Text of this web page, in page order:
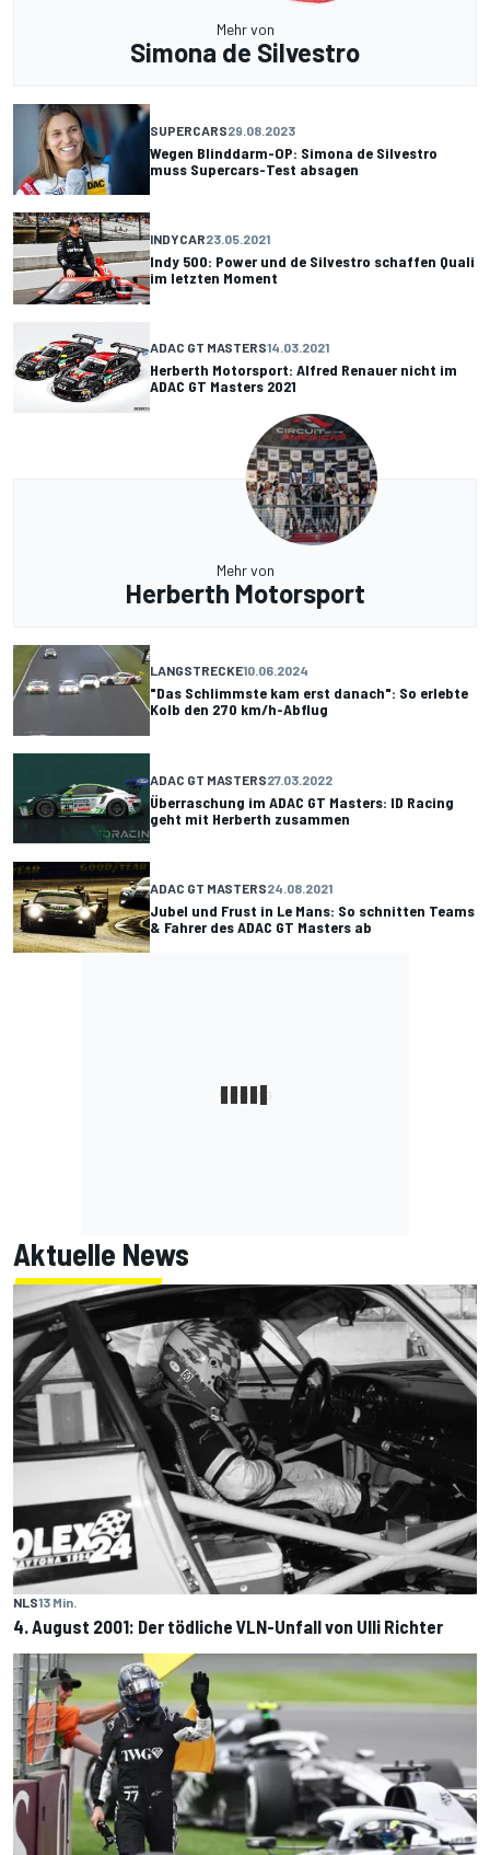
Mehr von
Simona de Silvestro
SUPERCARS29.08.2023
Wegen Blinddarm-OP: Simona de Silvestro
muss Supercars-Test absagen
INDYCAR23.05.2021
Indy 500: Power und de Silvestro schaffen Quali
im letzten Moment
ADAC GT MASTERS14.03.2021
Herberth Motorsport: Alfred Renauer nicht im
ADAC GT Masters 2021
Mehr von
Herberth Motorsport
LANGSTRECKE10.06.2024
"Das Schlimmste kam erst danach": So erlebte
Kolb den 270 km/h-Abflug
ADAC GT MASTERS27.03.2022
Überraschung im ADAC GT Masters: ID Racing
geht mit Herberth zusammen
ADAC GT MASTERS24.08.2021
Jubel und Frust in Le Mans: So schnitten Teams
& Fahrer des ADAC GT Masters ab
Aktuelle News
NLS13 Min.
4. August 2001: Der tödliche VLN-Unfall von Ulli Richter